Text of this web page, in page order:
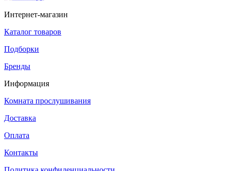
Интернет-магазин
Каталог товаров
Подборки
Бренды
Информация
Комната прослушивания
Доставка
Оплата
Контакты